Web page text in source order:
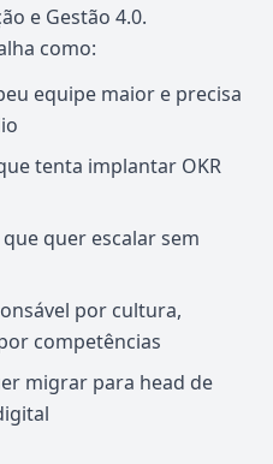
e Gestão 4.0.
como:
equipe maior e precisa
tenta implantar OKR
quer escalar sem
por cultura,
competências
migrar para head de